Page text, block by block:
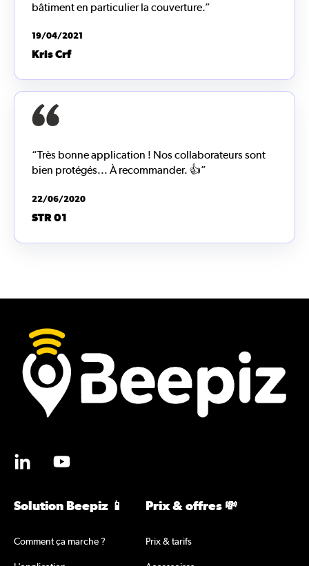
bâtiment en particulier la couverture.”
19/04/2021
Kris Crf
“Très bonne application ! Nos collaborateurs sont
bien protégés... À recommander. 👍”
22/06/2020
STR 01
Solution Beepiz 📱
Comment ça marche ?
Prix & offres 💸
Prix & tarifs